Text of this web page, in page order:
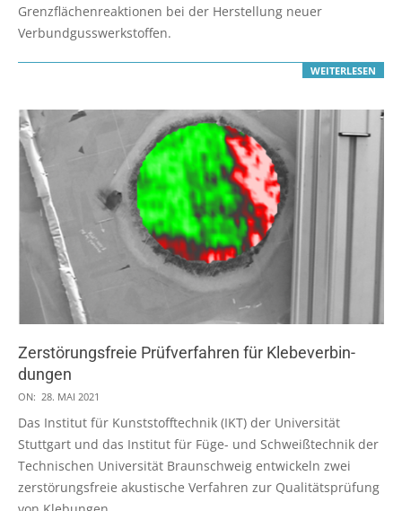
Grenzflächenreaktionen bei der Herstellung neuer
Verbundgusswerkstoffen.
WEITERLESEN
Zerstörungsfreie Prüfverfahren für Klebe­ver­bin­
dung­en
2021-
05-
28
ON: 28. MAI 2021
Das Institut für Kunststofftechnik (IKT) der Universität
Stuttgart und das Institut für Füge- und Schweißtechnik der
Technischen Universität Braunschweig entwickeln zwei
zerstörungsfreie akustische Verfahren zur Qualitätsprüfung